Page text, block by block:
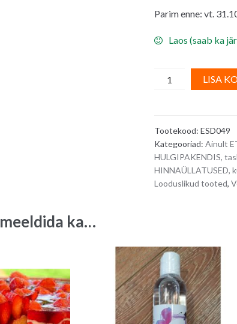
Parim enne: vt.
Laos (saab ka
Glükoosisiirup
g
quantity
LISA
Tootekood: ESD049
Kategooriad: Ainult
HULGIPAKENDIS,
HINNAÜLLATUSED,
Looduslikud tooted,
ka…